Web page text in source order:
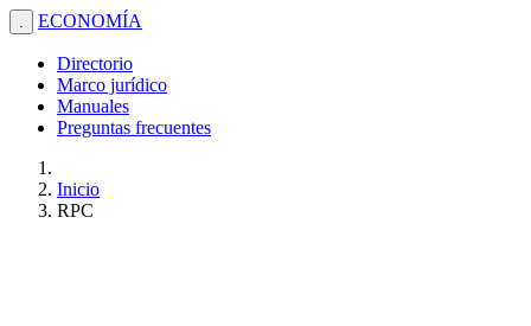
. ECONOMÍA
Directorio
Marco jurídico
Manuales
Preguntas frecuentes
Inicio
RPC